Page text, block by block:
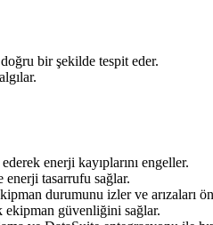
bir şekilde tespit eder.
enerji kayıplarını engeller.
tasarrufu sağlar.
durumunu izler ve arızaları
ekipman güvenliğini sağlar.